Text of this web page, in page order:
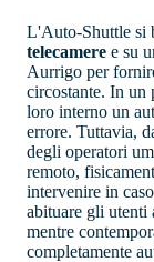
L'Auto-Shuttle si
telecamere e su
Aurrigo per
circostante. In un
loro interno un
errore. Tuttavia,
degli operatori
remoto,
intervenire in
abituare gli utenti
mentre
completamente